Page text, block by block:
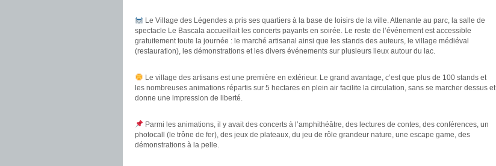
Le Village des Légendes a pris ses quartiers à la base de loisirs de la ville. Attenante au parc, la salle de
spectacle Le Bascala accueillait les concerts payants en soirée. Le reste de l’événement est accessible
gratuitement toute la journée : le marché artisanal ainsi que les stands des auteurs, le village médiéval
(restauration), les démonstrations et les divers événements sur plusieurs lieux autour du lac.
Le village des artisans est une première en extérieur. Le grand avantage, c’est que plus de 100 stands et
les nombreuses animations répartis sur 5 hectares en plein air facilite la circulation, sans se marcher dessus et
donne une impression de liberté.
Parmi les animations, il y avait des concerts à l’amphithéâtre, des lectures de contes, des conférences, un
photocall (le trône de fer), des jeux de plateaux, du jeu de rôle grandeur nature, une escape game, des
démonstrations à la pelle.